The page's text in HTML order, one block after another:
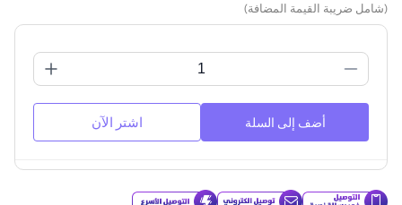
(شامل ضريبة القيمة المضافة)
أضف إلى السلة اشتر الآن